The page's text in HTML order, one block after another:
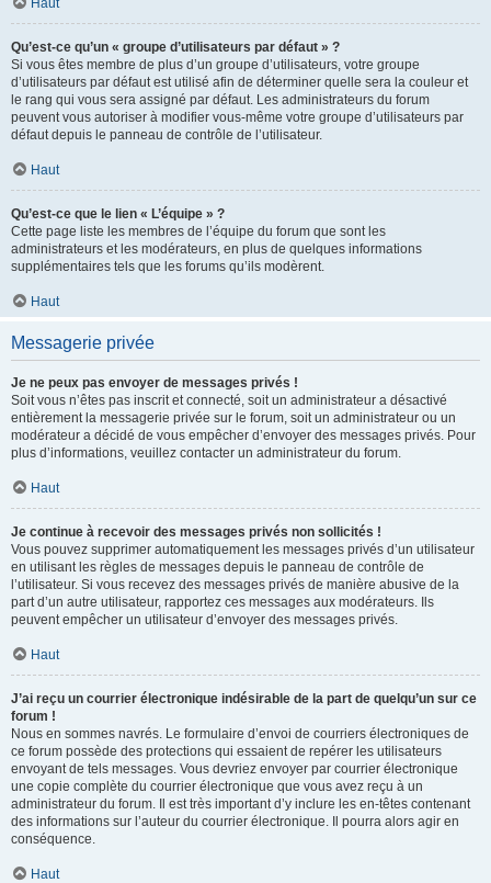
Haut
Qu’est-ce qu’un « groupe d’utilisateurs par défaut » ?
Si vous êtes membre de plus d’un groupe d’utilisateurs, votre groupe
d’utilisateurs par défaut est utilisé afin de déterminer quelle sera la couleur et
le rang qui vous sera assigné par défaut. Les administrateurs du forum
peuvent vous autoriser à modifier vous-même votre groupe d’utilisateurs par
défaut depuis le panneau de contrôle de l’utilisateur.
Haut
Qu’est-ce que le lien « L’équipe » ?
Cette page liste les membres de l’équipe du forum que sont les
administrateurs et les modérateurs, en plus de quelques informations
supplémentaires tels que les forums qu’ils modèrent.
Haut
Messagerie privée
Je ne peux pas envoyer de messages privés !
Soit vous n’êtes pas inscrit et connecté, soit un administrateur a désactivé
entièrement la messagerie privée sur le forum, soit un administrateur ou un
modérateur a décidé de vous empêcher d’envoyer des messages privés. Pour
plus d’informations, veuillez contacter un administrateur du forum.
Haut
Je continue à recevoir des messages privés non sollicités !
Vous pouvez supprimer automatiquement les messages privés d’un utilisateur
en utilisant les règles de messages depuis le panneau de contrôle de
l’utilisateur. Si vous recevez des messages privés de manière abusive de la
part d’un autre utilisateur, rapportez ces messages aux modérateurs. Ils
peuvent empêcher un utilisateur d’envoyer des messages privés.
Haut
J’ai reçu un courrier électronique indésirable de la part de quelqu’un sur ce
forum !
Nous en sommes navrés. Le formulaire d’envoi de courriers électroniques de
ce forum possède des protections qui essaient de repérer les utilisateurs
envoyant de tels messages. Vous devriez envoyer par courrier électronique
une copie complète du courrier électronique que vous avez reçu à un
administrateur du forum. Il est très important d’y inclure les en-têtes contenant
des informations sur l’auteur du courrier électronique. Il pourra alors agir en
conséquence.
Haut